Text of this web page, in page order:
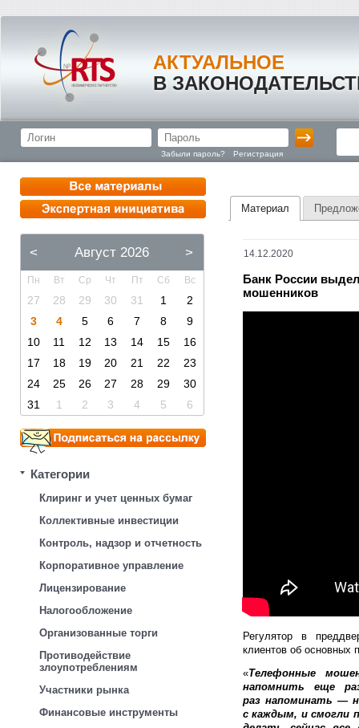
АКТУАЛЬНОЕ
В
Забыли пароль? Регистрация
< Август 2026 >
Пн Вт Ср Чт Пт Сб Вс
27 28 29 30 31 1
2
3
4 5 6 7 8
9
10
11 12 13 14 15
16
17
18 19 20 21 22
23
24
25 26 27 28 29
30
31
1 2 3 4 5 6
Категории
Клиринг и учет ценных бумаг
Коллективные инвестиции
Контроль, надзор и отчетность
Корпоративное управление
Лицензирование
Налогообложение
Организованные торги
Противодействие
злоупотреблениям
Участники рынка
Финансовые инструменты
Материал
14.12.2020
Банк России
мошенников
Регулятор в
клиентов об основных
«Телефонные
напомнить еще
раз напоминать —
с каждым, и смогли